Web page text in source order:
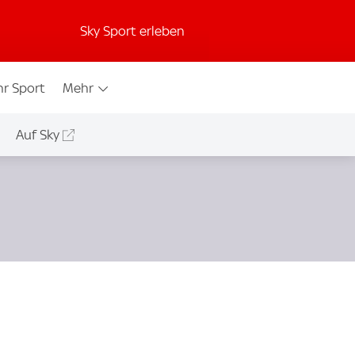
Sky Sport erleben
Sport Mehr
Auf Sky